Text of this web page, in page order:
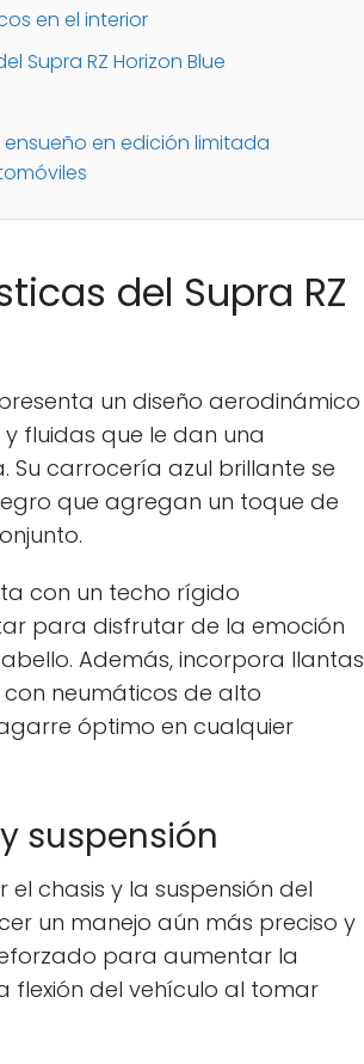
en el interior
Supra RZ Horizon Blue
en edición limitada
del Supra RZ
un diseño aerodinámico
fluidas que le dan una
carrocería azul brillante se
que agregan un toque de
con un techo rígido
para disfrutar de la emoción
Además, incorpora llantas
con neumáticos de alto
óptimo en cualquier
suspensión
chasis y la suspensión del
un manejo aún más preciso y
para aumentar la
flexión del vehículo al tomar